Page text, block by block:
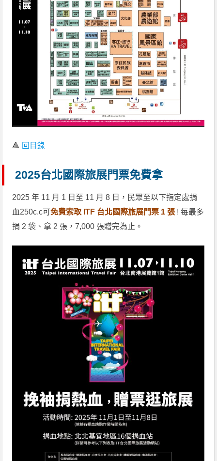
🔺 回目錄
2025台北國際旅展門票免費拿
2025 年 11 月 1 日至 11 月 8 日，民眾至以下指定處捐
血250c.c可免費索取 ITF 台北國際旅展門票 1 張 ! 每最多
捐 2 袋、拿 2 張，7,000 張贈完為止。